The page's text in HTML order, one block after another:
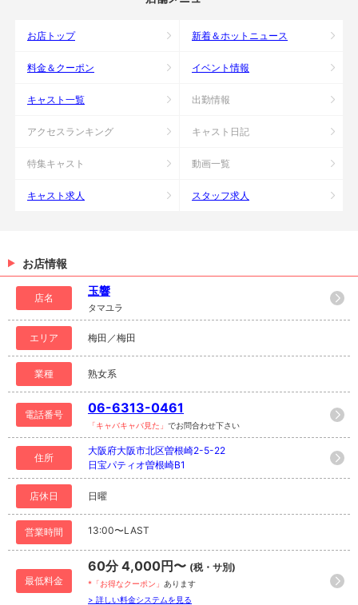
お店トップ 新着＆ホットニュース
料金＆クーポン イベント情報
キャスト一覧 出勤情報
アクセスランキング キャスト日記
特集キャスト 動画一覧
キャスト求人 スタッフ求人
お店情報
店名
玉響
タマユラ
エリア 梅田／梅田
業種 熟女系
電話番号 06-6313-0461
「キャバキャバ見た」 でお問合わせ下さい
住所
大阪府大阪市北区曽根崎2-5-22
日宝パティオ曽根崎B1
店休日 日曜
営業時間 13:00〜LAST
最低料金
60分 4,000円〜 (税・サ別)
*「お得なクーポン」 あります
> 詳しい料金システムを見る